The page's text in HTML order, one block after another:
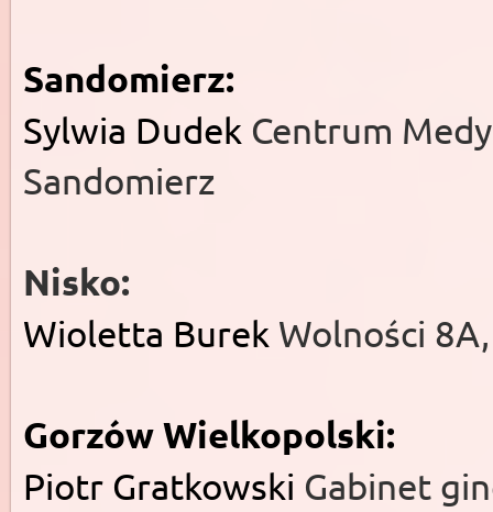
Sandomierz:
Sylwia Dudek Centrum
Sandomierz
Nisko:
Wioletta Burek Wolności
Gorzów Wielkopolski:
Piotr Gratkowski Gabinet